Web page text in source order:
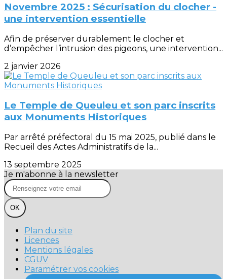
Novembre 2025 : Sécurisation du clocher -
une intervention essentielle
Afin de préserver durablement le clocher et
d’empêcher l’intrusion des pigeons, une intervention...
2 janvier 2026
Le Temple de Queuleu et son parc inscrits
aux Monuments Historiques
Par arrêté préfectoral du 15 mai 2025, publié dans le
Recueil des Actes Administratifs de la...
13 septembre 2025
Je m'abonne à la newsletter
OK
Plan du site
Licences
Mentions légales
CGUV
Paramétrer vos cookies